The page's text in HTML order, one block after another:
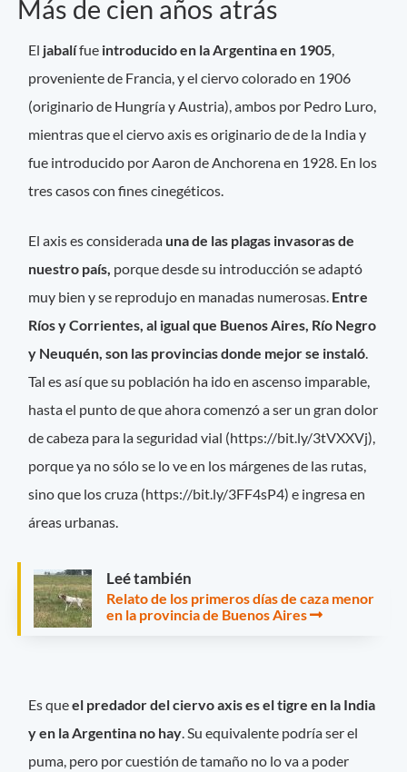
Más de cien años atrás
El jabalífue introducido en la Argentina en 1905,
proveniente de Francia, y el ciervo colorado en 1906
(originario de Hungría y Austria), ambos por Pedro Luro,
mientras que el ciervo axis es originario de de la India y
fue introducido por Aaron de Anchorena en 1928. En los
tres casos con fines cinegéticos.
El axis es considerada una de las plagas invasoras de
nuestro país, porque desde su introducción se adaptó
muy bien y se reprodujo en manadas numerosas. Entre
Ríos y Corrientes, al igual que Buenos Aires, Río Negro
y Neuquén, son las provincias donde mejor se instaló.
Tal es así que su población ha ido en ascenso imparable,
hasta el punto de que ahora comenzó a ser un gran dolor
de cabeza para la seguridad vial (https://bit.ly/3tVXXVj),
porque ya no sólo se lo ve en los márgenes de las rutas,
sino que los cruza (https://bit.ly/3FF4sP4) e ingresa en
áreas urbanas.
Leé también
Relato de los primeros días de caza menor
en la provincia de Buenos Aires
Es queel predador del ciervo axis es el tigre en la India
y en la Argentina no hay . Su equivalente podría ser el
puma, pero por cuestión de tamaño no lo va a poder